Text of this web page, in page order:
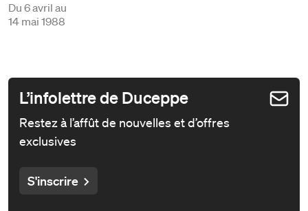
Du 6 avril au
14 mai 1988
L’infolettre de Duceppe
Restez à l’affût de nouvelles et d’offres
exclusives
S'inscrire